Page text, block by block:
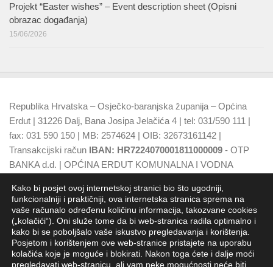
Projekt “Easter wishes” – Event description sheet (Opisni
obrazac događanja)
15/06/2026
Republika Hrvatska – Osječko-baranjska županija – Općina
Erdut | 31226 Dalj, Bana Josipa Jelačića 4 | tel: 031/590 111 |
fax: 031 590 150 | MB: 2574624 | OIB: 32673161142 |
Transakcijski račun IBAN: HR7224070001811000009 - OTP
BANKA d.d. | OPĆINA ERDUT KOMUNALNA I VODNA
d.d.
Kako bi posjet ovoj internetskoj stranici bio što ugodniji,
funkcionalniji i praktičniji, ova internetska stranica sprema na
vaše računalo određenu količinu informacija, takozvane cookies
(„kolačići“). Oni služe tome da bi web-stranica radila optimalno i
kako bi se poboljšalo vaše iskustvo pregledavanja i korištenja.
Posjetom i korištenjem ove web-stranice pristajete na uporabu
kolačića koje je moguće i blokirati. Nakon toga ćete i dalje moći
pregledavati web-stranicu, ali vam neke mogućnosti neće biti